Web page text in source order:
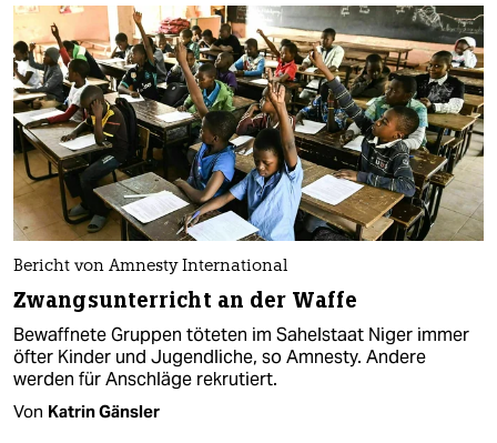
Bericht von Amnesty International
Zwangsunterricht an der Waffe
Bewaffnete Gruppen töteten im Sahelstaat Niger immer
öfter Kinder und Jugendliche, so Amnesty. Andere
werden für Anschläge rekrutiert.
Von Katrin Gänsler